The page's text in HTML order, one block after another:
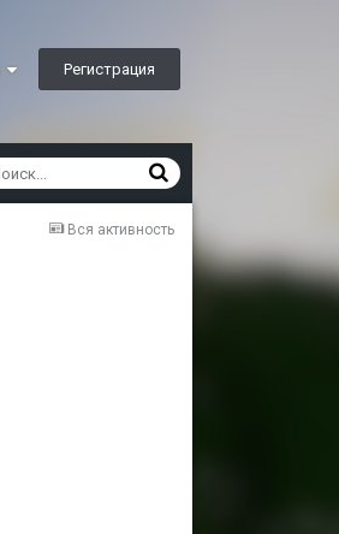
Регистрация
Вся активность